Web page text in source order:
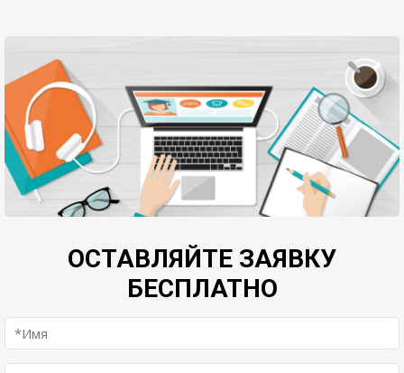
ОСТАВЛЯЙТЕ ЗАЯВКУ
БЕСПЛАТНО